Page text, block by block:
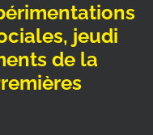
jeudi
de la